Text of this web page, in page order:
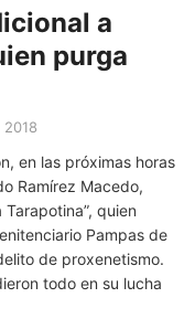
a
purga
en las próximas horas
Ramírez Macedo,
quien
Pampas de
de proxenetismo.
todo en su lucha